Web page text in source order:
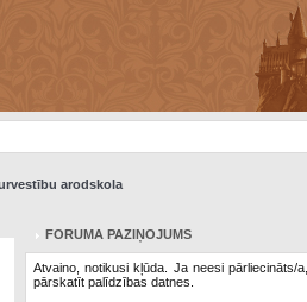
arodskola
FORUMA PAZIŅOJUMS
Atvaino, notikusi kļūda. Ja neesi pārliecināts/
pārskatīt palīdzības datnes.